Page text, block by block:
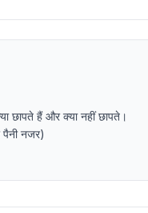
छापते हैं और क्या नहीं छापते।
पैनी नजर)